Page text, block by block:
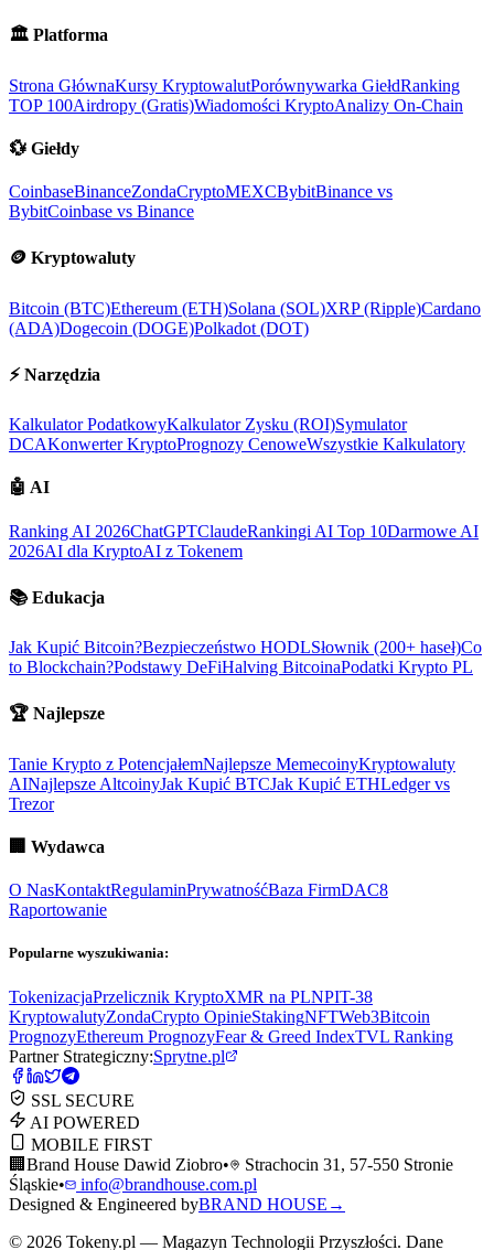
🏛️ Platforma
Strona GłównaKursy KryptowalutPorównywarka GiełdRanking
TOP 100Airdropy (Gratis)Wiadomości KryptoAnalizy On-Chain
💱 Giełdy
CoinbaseBinanceZondaCryptoMEXCBybitBinance vs
BybitCoinbase vs Binance
🪙 Kryptowaluty
Bitcoin (BTC)Ethereum (ETH)Solana (SOL)XRP (Ripple)Cardano
(ADA)Dogecoin (DOGE)Polkadot (DOT)
⚡ Narzędzia
Kalkulator PodatkowyKalkulator Zysku (ROI)Symulator
DCAKonwerter KryptoPrognozy CenoweWszystkie Kalkulatory
🤖 AI
Ranking AI 2026ChatGPTClaudeRankingi AI Top 10Darmowe AI
2026AI dla KryptoAI z Tokenem
📚 Edukacja
Jak Kupić Bitcoin?Bezpieczeństwo HODLSłownik (200+ haseł)Co
to Blockchain?Podstawy DeFiHalving BitcoinaPodatki Krypto PL
🏆 Najlepsze
Tanie Krypto z PotencjałemNajlepsze MemecoinyKryptowaluty
AINajlepsze AltcoinyJak Kupić BTCJak Kupić ETHLedger vs
Trezor
🏢 Wydawca
O NasKontaktRegulaminPrywatnośćBaza FirmDAC8
Raportowanie
Popularne wyszukiwania:
TokenizacjaPrzelicznik KryptoXMR na PLNPIT-38
KryptowalutyZondaCrypto OpinieStakingNFTWeb3Bitcoin
PrognozyEthereum PrognozyFear & Greed IndexTVL Ranking
Partner Strategiczny:Sprytne.pl
SSL SECURE
AI POWERED
MOBILE FIRST
🏢 Brand House Dawid Ziobro•
Strachocin 31, 57-550 Stronie
Śląskie•
info@brandhouse.com.pl
Designed & Engineered byBRAND HOUSE →
© 2026 Tokeny.pl — Magazyn Technologii Przyszłości. Dane